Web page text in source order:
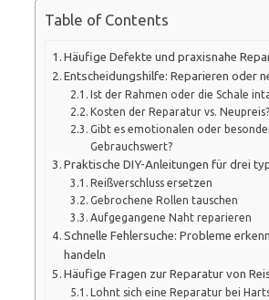
Table of Contents
Häufige Defekte und praxisnahe
Entscheidungshilfe: Reparieren oder
Ist der Rahmen oder die Schale
Kosten der Reparatur vs. Neupreis?
Gibt es emotionalen oder
Gebrauchswert?
Praktische DIY-Anleitungen für drei
Reißverschluss ersetzen
Gebrochene Rollen tauschen
Aufgegangene Naht reparieren
Schnelle Fehlersuche: Probleme
handeln
Häufige Fragen zur Reparatur von
Lohnt sich eine Reparatur bei